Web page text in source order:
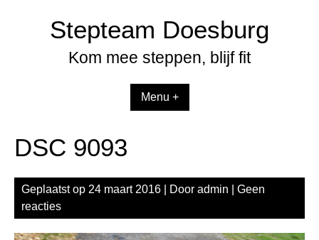
Stepteam Doesburg
Kom mee steppen, blijf fit
Menu +
DSC 9093
Geplaatst op 24 maart 2016 | Door admin
Geen
reacties